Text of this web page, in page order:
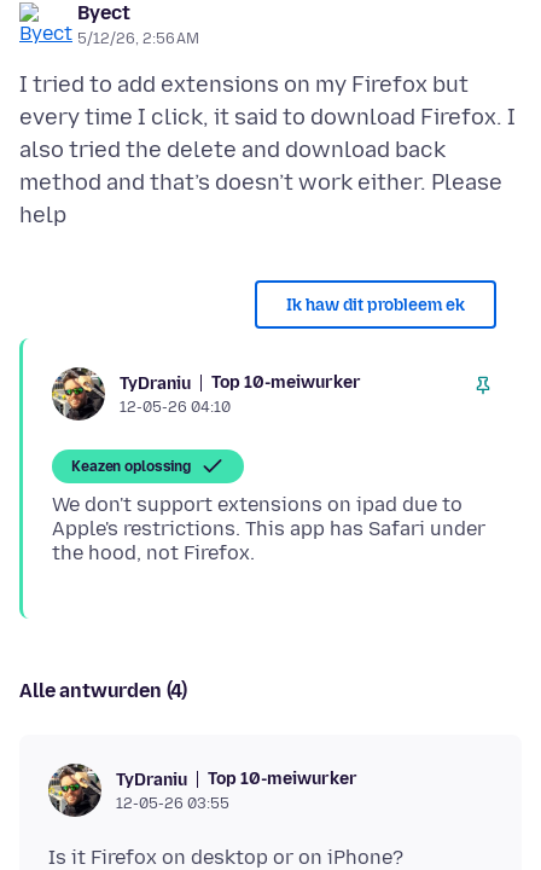
Byect
5/12/26, 2:56 AM
I tried to add extensions on my Firefox but
every time I click, it said to download Firefox. I
also tried the delete and download back
method and that’s doesn’t work either. Please
Ik haw dit probleem ek
TyDraniu Top 10-meiwurker
12-05-26 04:10
Keazen oplossing
We don't support extensions on ipad due to
Apple's restrictions. This app has Safari under
Alle antwurden (4)
TyDraniu Top 10-meiwurker
12-05-26 03:55